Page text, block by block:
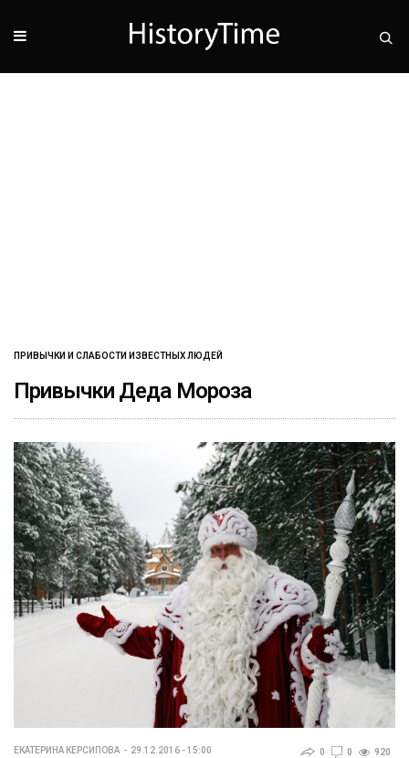
ПРИВЫЧКИ И СЛАБОСТИ ИЗВЕСТНЫХ ЛЮДЕЙ
Привычки Деда Мороза
ЕКАТЕРИНА КЕРСИПОВА 29.12.2016 - 15:00 0 0 920